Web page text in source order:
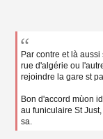
Par contre et là
rue d'algérie ou
rejoindre la gare st
Bon d'accord mùon
au funiculaire St
sa.